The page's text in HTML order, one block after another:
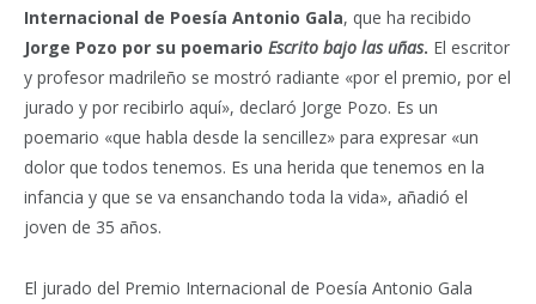
Internacional de Poesía Antonio Gala, que ha recibido
Jorge Pozo por su poemario Escrito bajo las uñas. El escritor
y profesor madrileño se mostró radiante «por el premio, por el
jurado y por recibirlo aquí», declaró Jorge Pozo. Es un
poemario «que habla desde la sencillez» para expresar «un
dolor que todos tenemos. Es una herida que tenemos en la
infancia y que se va ensanchando toda la vida», añadió el
joven de 35 años.
El jurado del Premio Internacional de Poesía Antonio Gala